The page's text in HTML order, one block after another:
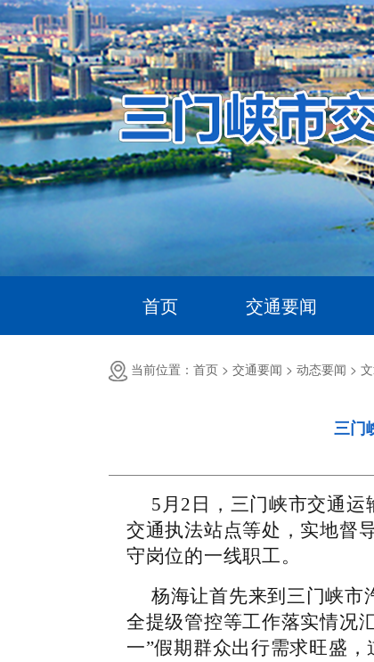
首页 交通要闻
当前位置：首页 > 交通要闻 > 动态要闻 >
三门
5月2日，三门峡市交通
交通执法站点等处，实地督
守岗位的一线职工。
杨海让首先来到三门峡市
全提级管控等工作落实情况
一”假期群众出行需求旺盛